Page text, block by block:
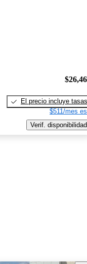
El precio incluye tasas
$511/mes
Verif. disponibilidad